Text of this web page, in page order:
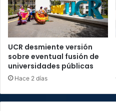
UCR desmiente versión
sobre eventual fusión de
universidades públicas
Hace 2 días